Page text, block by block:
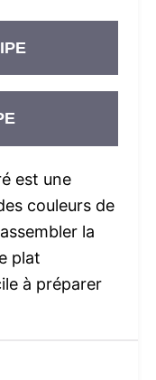
est une
couleurs de
la
plat
à préparer